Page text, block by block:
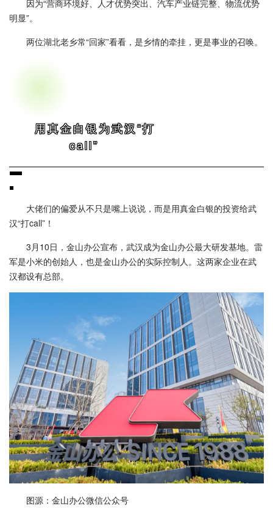
因为“营商环境好、人才优势突出、汽车产业链完整、物流优势
明显”。
两位湖北老乡常“回家”看看，是乡情的牵挂，更是事业的召唤。
用真金白银为武汉“打
call”
大佬们的偏爱从不只是嘴上说说，而是用真金白银的投资给武
汉“打call”！
3月10日，金山办公宣布，武汉成为金山办公最大研发基地。雷
军是小米的创始人，也是金山办公的实际控制人。这两家企业在武
汉都设有总部。
图源：金山办公微信公众号